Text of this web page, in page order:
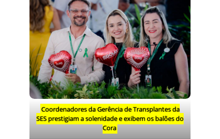
Coordenadores da Gerência de Transplantes da
SES prestigiam a solenidade e exibem os balões do
Cora